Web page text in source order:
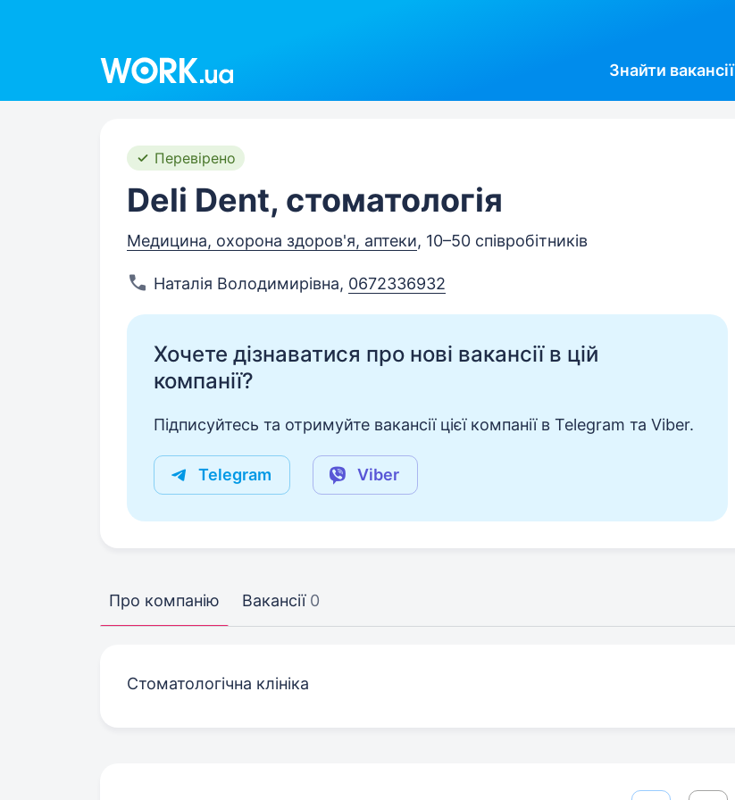
Знайти вакансії
Перевірено
Deli Dent, стоматологія
Медицина, охорона здоров'я, аптеки, 10–50 співробітників
Наталія Володимирівна, 0672336932
Хочете дізнаватися про нові вакансії в цій
компанії?
Підписуйтесь та отримуйте вакансії цієї компанії в Telegram та Viber.
Telegram Viber
Про компанію Вакансії 0
Стоматологічна клініка